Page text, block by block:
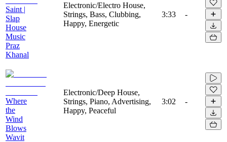
Saint |
Slap
House
Music
Praz
Khanal
Electronic/Electro House,
Strings, Bass, Clubbing,
Happy, Energetic
3:33 -
Where
the
Wind
Blows
Wavit
Electronic/Deep House,
Strings, Piano, Advertising,
Happy, Peaceful
3:02 -